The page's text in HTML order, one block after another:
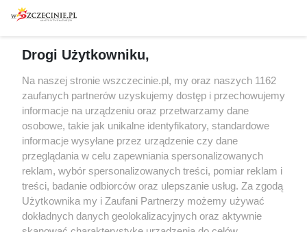
Spacery i oprowadzania
targi
Wernisaże
Więcej
Specjalny koncert z okazji
20. urodzin portalu
wSzczecinie.pl
Regulamin konkursów
śniadaniówka "Hej
Szczecin! Jest piątek!"
Partnerzy
Drogi Użytkowniku,
Na naszej stronie wszczecinie.pl, my oraz naszych 1162
zaufanych partnerów uzyskujemy dostęp i przechowujemy
informacje na urządzeniu oraz przetwarzamy dane
osobowe, takie jak unikalne identyfikatory, standardowe
informacje wysyłane przez urządzenie czy dane
przeglądania w celu zapewniania spersonalizowanych
reklam, wybór spersonalizowanych treści, pomiar reklam i
treści, badanie odbiorców oraz ulepszanie usług. Za zgodą
Użytkownika my i Zaufani Partnerzy możemy używać
dokładnych danych geolokalizacyjnych oraz aktywnie